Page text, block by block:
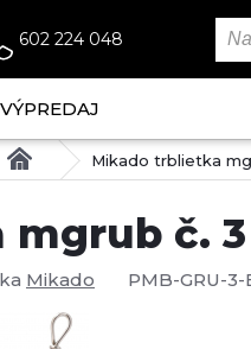
602 224 048
VÝPREDAJ
Mikado trblietka
č.
Mikado
PMB-GRU-3-